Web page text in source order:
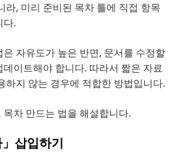
라, 미리 준비된 목차 틀에 직접 항목
다.
자유도가 높은 반면, 문서를 수정할
이트해야 합니다. 따라서 짧은 자료
하지 않는 경우에 적합한 방법입니다.
차 만드는 법을 해설합니다.
」삽입하기